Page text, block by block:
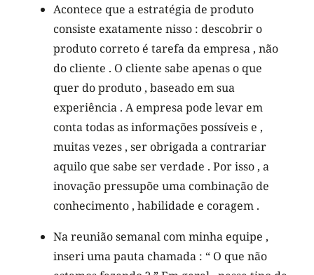
Acontece que a estratégia de produto
consiste exatamente nisso : descobrir o
produto correto é tarefa da empresa , não
do cliente . O cliente sabe apenas o que
quer do produto , baseado em sua
experiência . A empresa pode levar em
conta todas as informações possíveis e ,
muitas vezes , ser obrigada a contrariar
aquilo que sabe ser verdade . Por isso , a
inovação pressupõe uma combinação de
conhecimento , habilidade e coragem .
Na reunião semanal com minha equipe ,
inseri uma pauta chamada : “ O que não